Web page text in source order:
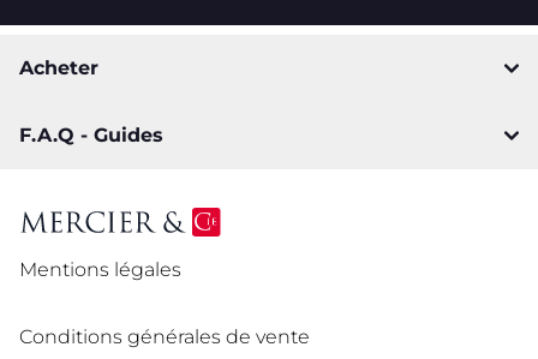
Acheter
F.A.Q - Guides
Mentions légales
Conditions générales de vente